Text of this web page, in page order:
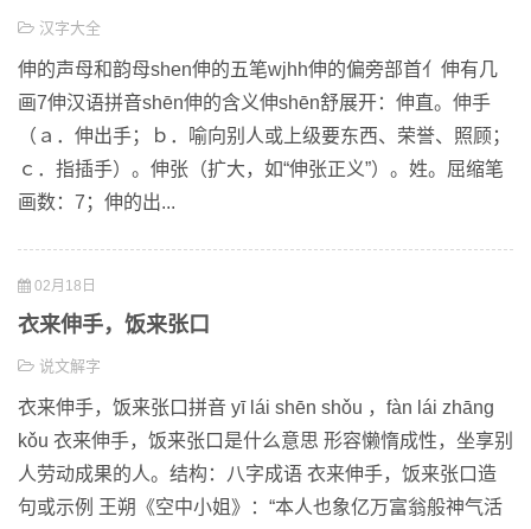
汉字大全
伸的声母和韵母shen伸的五笔wjhh伸的偏旁部首亻伸有几
画7伸汉语拼音shēn伸的含义伸shēn舒展开：伸直。伸手
（ａ．伸出手；ｂ．喻向别人或上级要东西、荣誉、照顾；
ｃ．指插手）。伸张（扩大，如“伸张正义”）。姓。屈缩笔
画数：7；伸的出...
02月18日
衣来伸手，饭来张口
说文解字
衣来伸手，饭来张口拼音 yī lái shēn shǒu ，fàn lái zhāng
kǒu 衣来伸手，饭来张口是什么意思 形容懒惰成性，坐享别
人劳动成果的人。结构：八字成语 衣来伸手，饭来张口造
句或示例 王朔《空中小姐》：“本人也象亿万富翁般神气活